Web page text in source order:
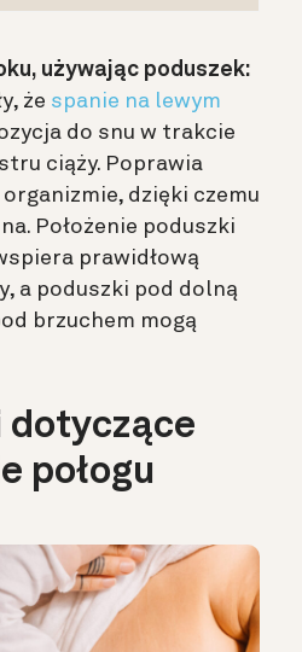
używając poduszek:
że spanie na lewym
do snu w trakcie
ciąży. Poprawia
dzięki czemu
Położenie poduszki
prawidłową
a poduszki pod dolną
brzuchem mogą
dotyczące
połogu